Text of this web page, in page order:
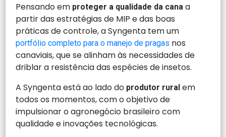
Pensando em proteger a qualidade da cana a
partir das estratégias de MIP e das boas
práticas de controle, a Syngenta tem um
portfólio completo para o manejo de pragas nos
canaviais, que se alinham às necessidades de
driblar a resistência das espécies de insetos.
A Syngenta está ao lado do produtor rural em
todos os momentos, com o objetivo de
impulsionar o agronegócio brasileiro com
qualidade e inovações tecnológicas.